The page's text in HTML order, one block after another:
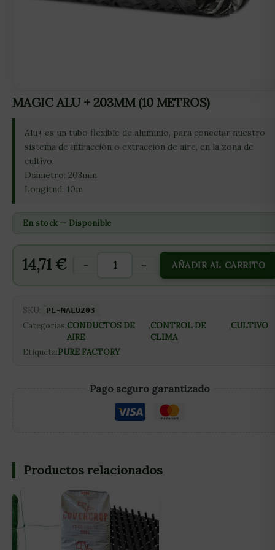
MAGIC ALU + 203MM (10 METROS)
Alu+ es un tubo flexible de aluminio, para conectar nuestro
sistema de intracción o extracción de aire, en la zona de
cultivo.
Diámetro: 203mm
Longitud: 10m
En stock — Disponible
14,71 € - + AÑADIR AL CARRITO
SKU: PL-MALU203
Categorías:CONDUCTOS DE
AIRE
,CONTROL DE
CLIMA
,CULTIVO
Etiqueta:PURE FACTORY
Pago seguro garantizado
Productos relacionados